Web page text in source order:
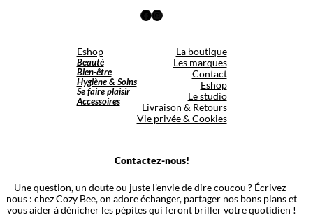
Facebook
Instagram
Eshop
Beauté
Bien-être
Hygiène & Soins
Se faire plaisir
Accessoires
La boutique
Les marques
Contact
Eshop
Le studio
Livraison & Retours
Vie privée & Cookies
Contactez-nous!
Une question, un doute ou juste l’envie de dire coucou ? Écrivez-
nous : chez Cozy Bee, on adore échanger, partager nos bons plans et
vous aider à dénicher les pépites qui feront briller votre quotidien !